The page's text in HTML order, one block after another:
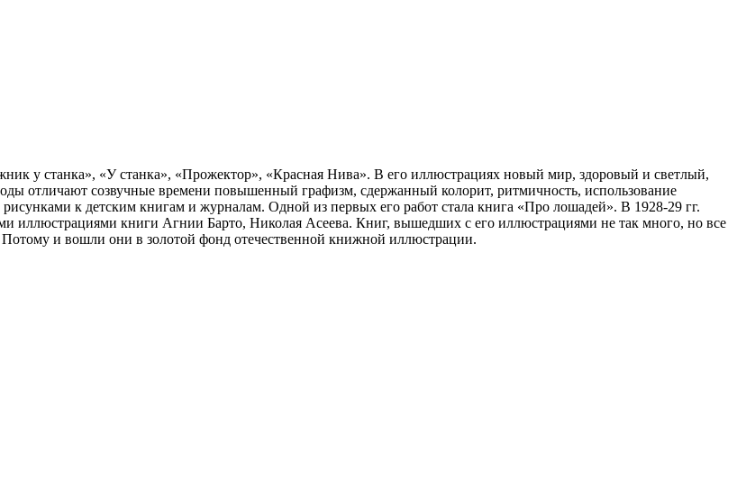
у станка», «У станка», «Прожектор», «Красная Нива». В его иллюстрациях новый мир, здоровый и светлый,
отличают созвучные времени повышенный графизм, сдержанный колорит, ритмичность, использование
к детским книгам и журналам. Одной из первых его работ стала книга «Про лошадей». В 1928-29 гг.
иллюстрациями книги Агнии Барто, Николая Асеева. Книг, вышедших с его иллюстрациями не так много, но все
и вошли они в золотой фонд отечественной книжной иллюстрации.